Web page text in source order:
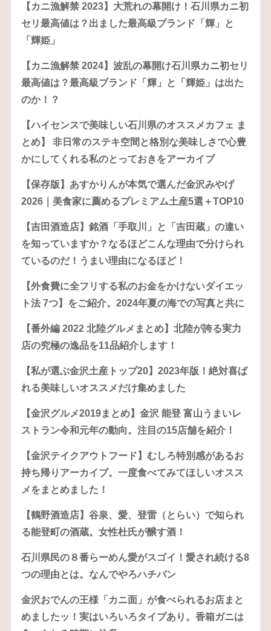
【カニ漁解禁 2023】大荒れの幕開け！石川県カニ初
セリ最高値は？出ました最高級ブランド「輝」と
「輝姫」
【カニ漁解禁 2024】波乱の幕開け石川県カニ初セリ
最高値は？最高級ブランド「輝」と「輝姫」は出た
のか！？
【ハイセンスで美味しい石川県のオススメカフェ ま
とめ】 非日常のステキ空間と格別な美味しさで心豊
かにしてくれる私のとっておきをアーカイブ
【保存版】あすかりんが本気で選んだ金沢みやげ
2026｜美食家に薦めるプレミアム土産5選＋TOP10
【吉田酒造店】銘酒「手取川」と「吉田蔵」の違い
を知っていますか？なるほどこんな理由で分けられ
ているのだ！うまい理由になるほど！
【外食費に全フリする私のお金をかけないダイエッ
ト法 7つ】をご紹介。2024年夏の海での写真と共に
【番外編 2022 北陸グルメまとめ】北陸が誇る実力
店の究極の逸品を11品紹介します！
【私が選ぶ金沢土産トップ20】2023年版！絶対喜ば
れる美味しいオススメだけ集めました
【金沢グルメ2019まとめ】金沢 能登 富山うまいレ
ストラン令和元年の動向。注目の15店舗を紹介！
【金沢テイクアウトフード】むしろ特別感があるお
持ち帰りアーカイブ。一度食べてみてほしいオスス
メをまとめました！
【鶴野酒造店】谷泉、愛、登雷（とらい）で知られ
る能登町の酒蔵。女性杜氏が醸す酒！
石川県民の８番らーめん愛がスゴイ！愛され続ける8
つの理由とは。なんでやろハチバン
金沢おでんの王様「カニ面」が食べられるお店まと
めましたッ！実はいろいろタイプあり。香箱ガニは